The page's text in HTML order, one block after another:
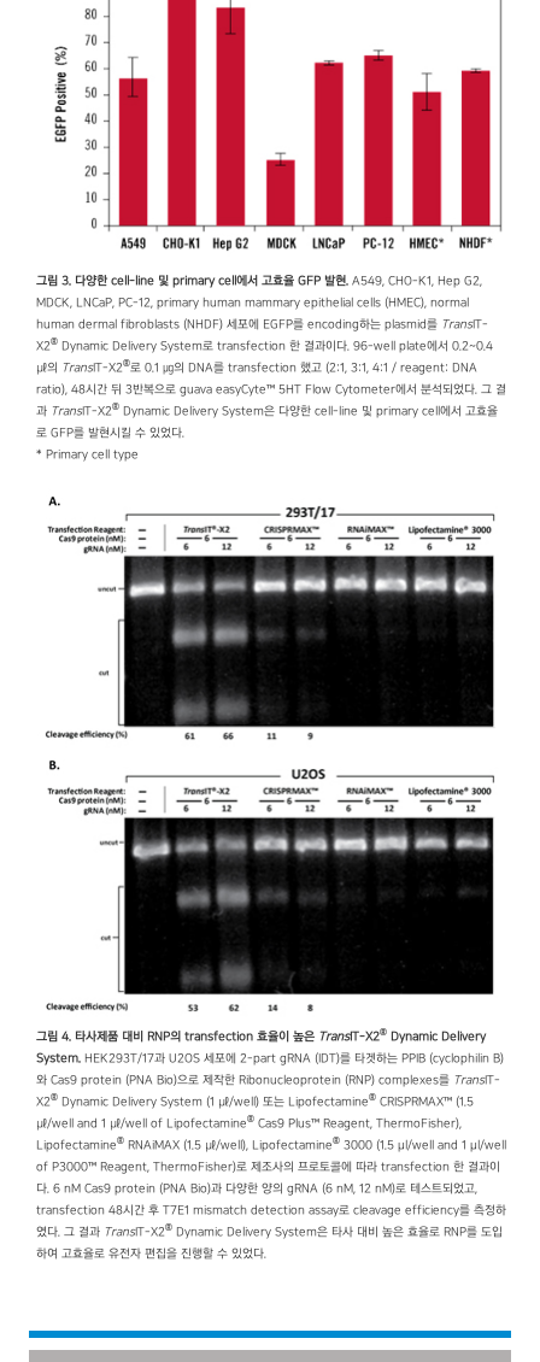
그림 3. 다양한 cell-line 및 primary cell에서 고효율 GFP 발현. A549, CHO-K1, Hep G2,
MDCK, LNCaP, PC-12, primary human mammary epithelial cells (HMEC), normal
human dermal fibroblasts (NHDF) 세포에 EGFP를 encoding하는 plasmid를 TransIT-
X2® Dynamic Delivery System로 transfection 한 결과이다. 96-well plate에서 0.2~0.4
㎕의
TransIT-X2®로 0.1 ㎍의 DNA를 transfection 했고 (2:1, 3:1, 4:1 / reagent: DNA
ratio), 48시간 뒤 3반복으로 guava easyCyte™ 5HT Flow Cytometer에서 분석되었다. 그 결
과 TransIT-X2® Dynamic Delivery System은 다양한 cell-line 및 primary cell에서 고효율
로 GFP를 발현시킬 수 있었다.
* Primary cell type
그림 4. 타사제품 대비 RNP의 transfection 효율이 높은 TransIT-X2® Dynamic Delivery
System. HEK293T/17과 U2OS 세포에 2-part gRNA (IDT)를 타겟하는 PPIB (cyclophilin B)
와 Cas9 protein (PNA Bio)으로 제작한 Ribonucleoprotein (RNP) complexes를 TransIT-
X2® Dynamic Delivery System (1 ㎕/well) 또는 Lipofectamine® CRISPRMAX™ (1.5
㎕/well and 1 ㎕/well of Lipofectamine® Cas9 Plus™ Reagent, ThermoFisher),
Lipofectamine® RNAiMAX (1.5 ㎕/well), Lipofectamine® 3000 (1.5 μl/well and 1 μl/well
of P3000™ Reagent, ThermoFisher)로 제조사의 프로토콜에 따라 transfection 한 결과이
다. 6 nM Cas9 protein (PNA Bio)과 다양한 양의 gRNA (6 nM, 12 nM)로 테스트되었고,
transfection 48시간 후 T7E1 mismatch detection assay로 cleavage efficiency를 측정하
였다. 그 결과 TransIT-X2® Dynamic Delivery System은 타사 대비 높은 효율로 RNP를 도입
하여 고효율로 유전자 편집을 진행할 수 있었다.